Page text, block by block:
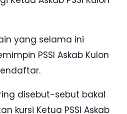
yang selama ini
PSSI Askab Kulon
disebut-sebut bakal
kursi Ketua PSSI Askab